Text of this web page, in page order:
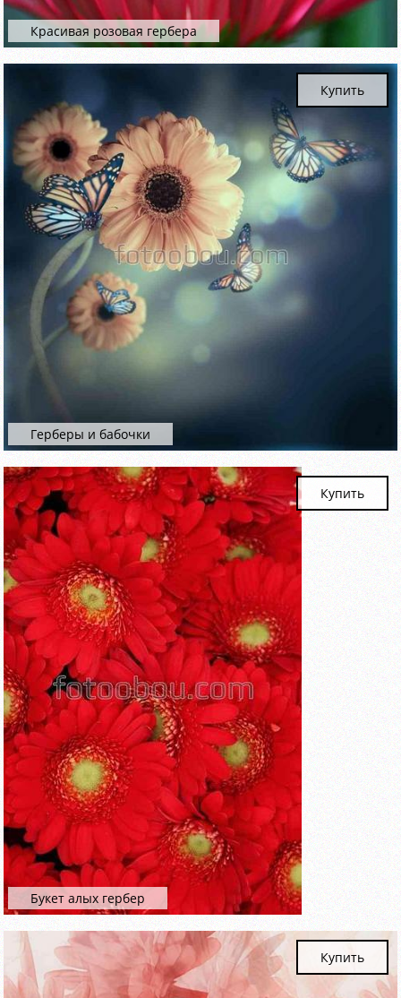
Красивая розовая гербера
Герберы и бабочки
Купить
Букет алых гербер
Купить
Купить